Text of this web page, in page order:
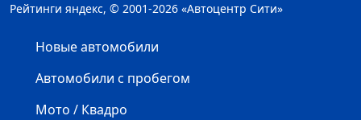
Рейтинги яндекс, © 2001-2026 «Автоцентр Сити»
Новые автомобили
Автомобили с пробегом
Мото / Квадро